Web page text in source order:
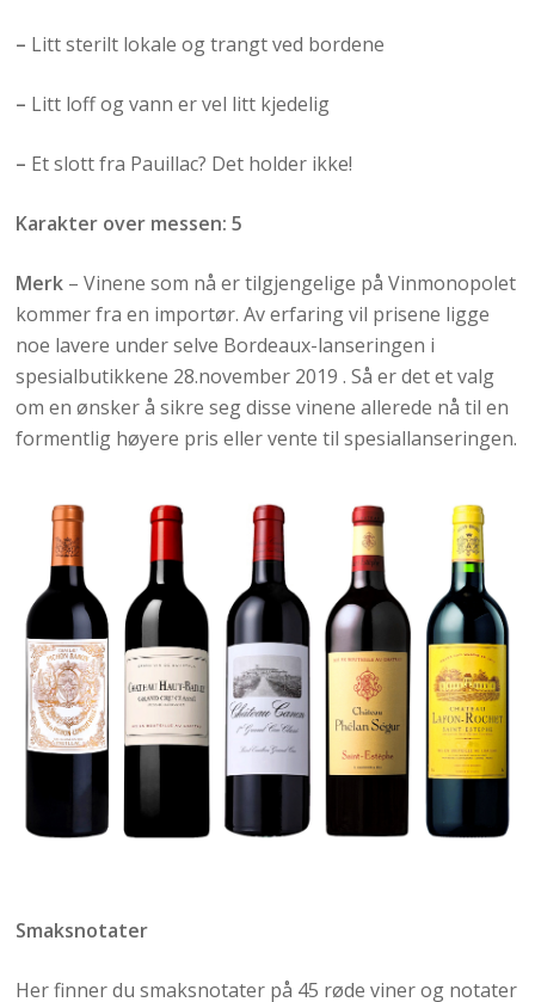
– Litt sterilt lokale og trangt ved bordene
– Litt loff og vann er vel litt kjedelig
– Et slott fra Pauillac? Det holder ikke!
Karakter over messen: 5
Merk – Vinene som nå er tilgjengelige på Vinmonopolet
kommer fra en importør. Av erfaring vil prisene ligge
noe lavere under selve Bordeaux-lanseringen i
spesialbutikkene 28.november 2019 . Så er det et valg
om en ønsker å sikre seg disse vinene allerede nå til en
formentlig høyere pris eller vente til spesiallanseringen.
Smaksnotater
Her finner du smaksnotater på 45 røde viner og notater